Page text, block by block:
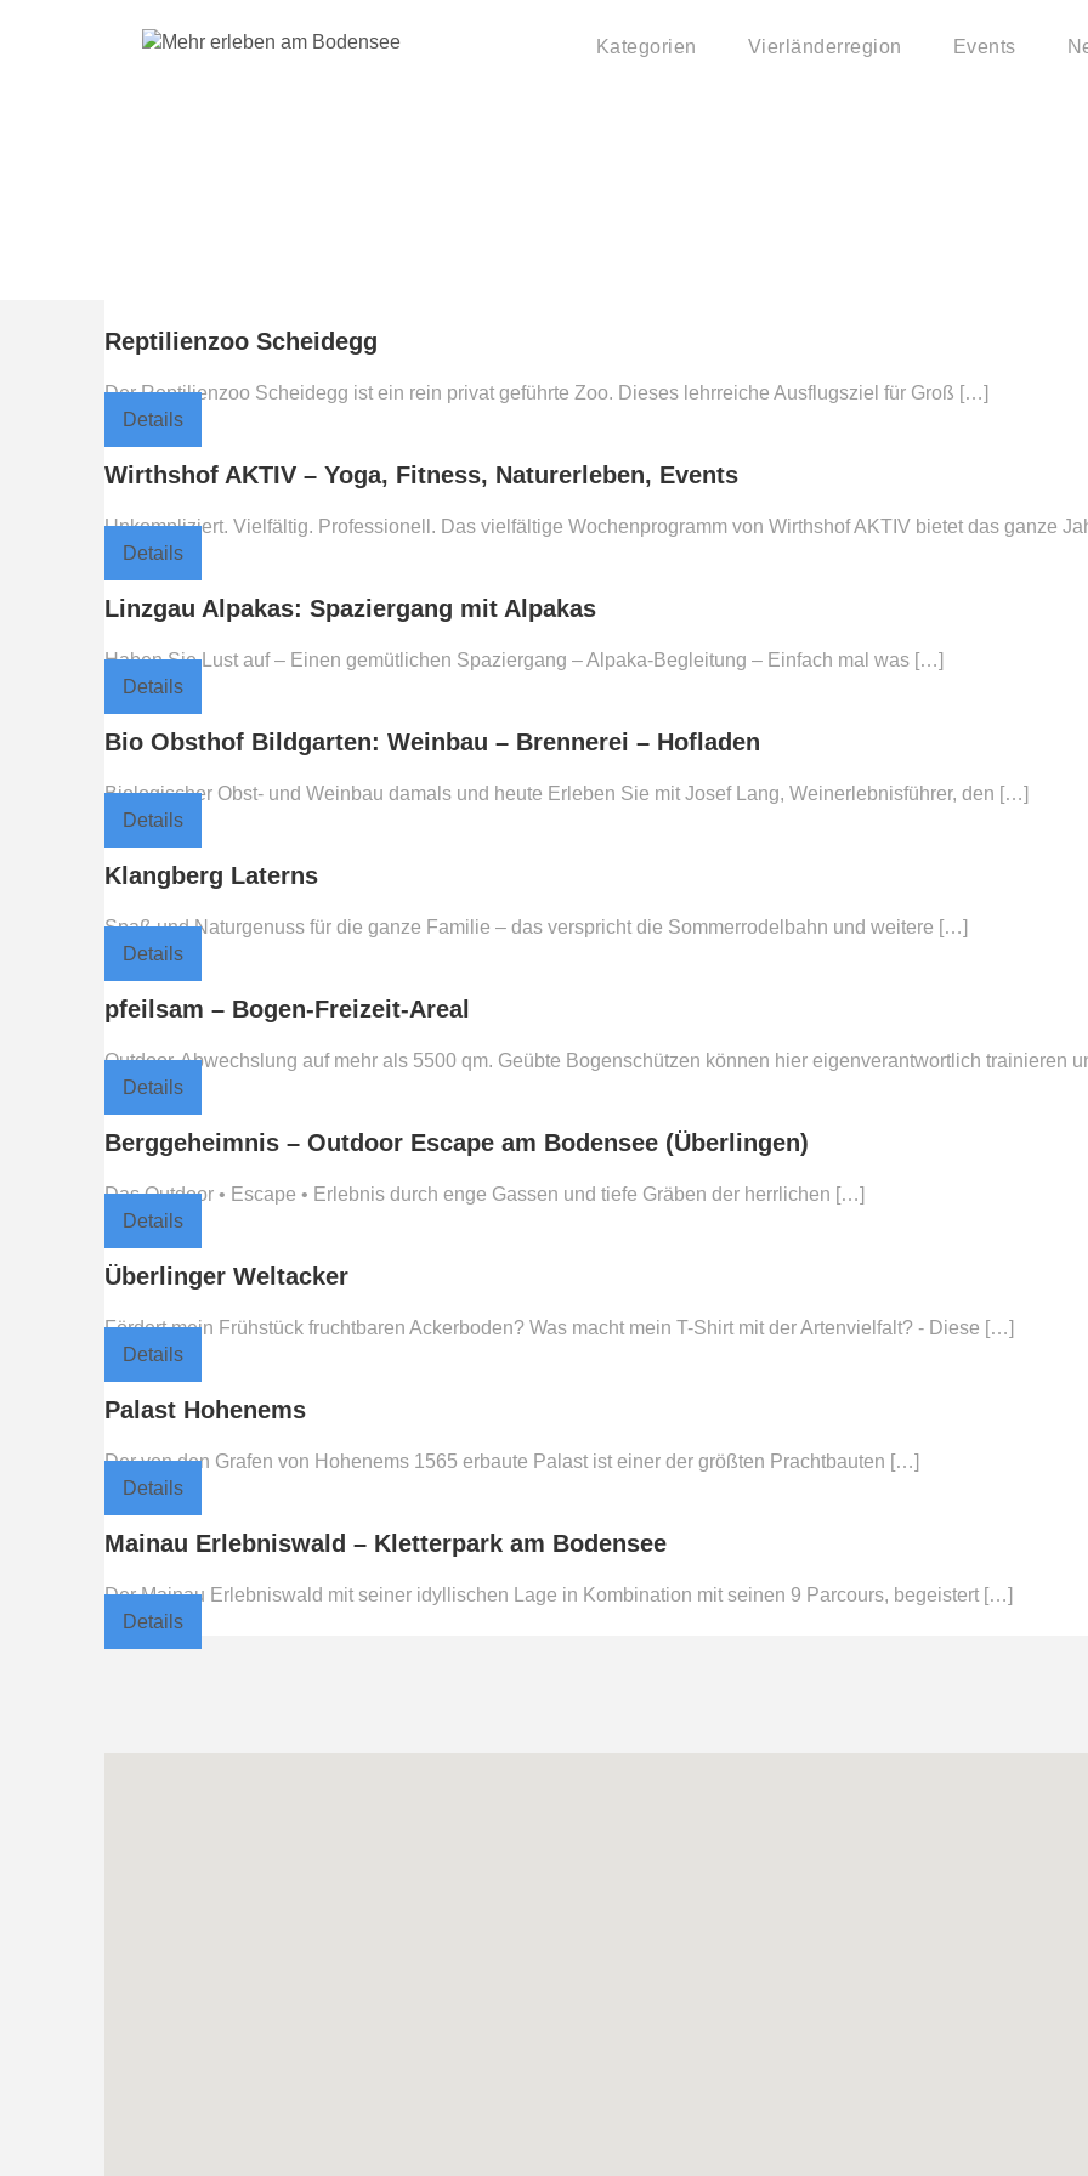
Kategorien Vierländerregion Events
Reptilienzoo Scheidegg
Der Reptilienzoo Scheidegg ist ein rein privat geführte Zoo. Dieses lehrreiche Ausflugsziel für Groß […]
Details
Wirthshof AKTIV – Yoga, Fitness, Naturerleben, Events
Unkompliziert. Vielfältig. Professionell. Das vielfältige Wochenprogramm von Wirthshof AKTIV bietet das ganze
Details
Linzgau Alpakas: Spaziergang mit Alpakas
Haben Sie Lust auf – Einen gemütlichen Spaziergang – Alpaka-Begleitung – Einfach mal was […]
Details
Bio Obsthof Bildgarten: Weinbau – Brennerei – Hofladen
Biologischer Obst- und Weinbau damals und heute Erleben Sie mit Josef Lang, Weinerlebnisführer, den […]
Details
Klangberg Laterns
Spaß und Naturgenuss für die ganze Familie – das verspricht die Sommerrodelbahn und weitere […]
Details
pfeilsam – Bogen-Freizeit-Areal
Outdoor-Abwechslung auf mehr als 5500 qm. Geübte Bogenschützen können hier eigenverantwortlich trainieren
Details
Berggeheimnis – Outdoor Escape am Bodensee (Überlingen)
Das Outdoor • Escape • Erlebnis durch enge Gassen und tiefe Gräben der herrlichen […]
Details
Überlinger Weltacker
Fördert mein Frühstück fruchtbaren Ackerboden? Was macht mein T-Shirt mit der Artenvielfalt? - Diese […]
Details
Palast Hohenems
Der von den Grafen von Hohenems 1565 erbaute Palast ist einer der größten Prachtbauten […]
Details
Mainau Erlebniswald – Kletterpark am Bodensee
Der Mainau Erlebniswald mit seiner idyllischen Lage in Kombination mit seinen 9 Parcours, begeistert […]
Details